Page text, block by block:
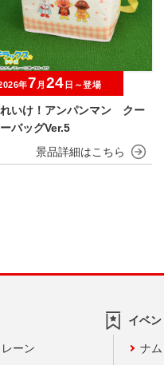
いけ！アンパンマン クー
バッグVer.5
年7 月 24 日～登場
ーン
イベ
ナ